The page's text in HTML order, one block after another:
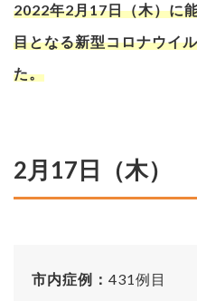
2022年2月17日（木）に
目となる新型コロナウイ
た。
2月17日（木）
市内症例： 431例目